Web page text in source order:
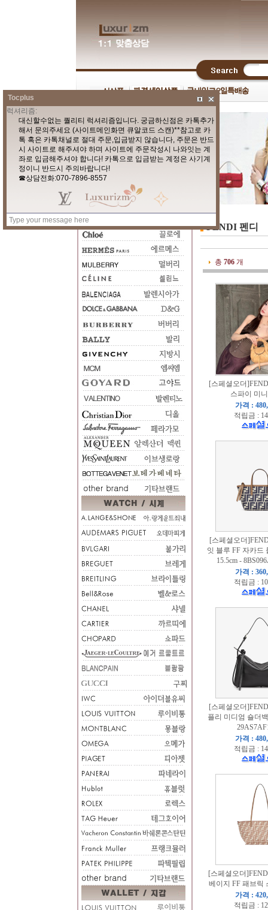
FENDI 펜디
총 706 개
[스페셜오더
스파이 미
가격 :
적립금 :
[스페셜오더
잇 블루 FF 자카드
15.5cm -
가격 :
적립금 :
[스페셜오더
플리 미디엄 숄더
가격 :
적립금 :
[스페셜오더
베이지 FF 패브릭
가격 :
적립금 :
Tocplus